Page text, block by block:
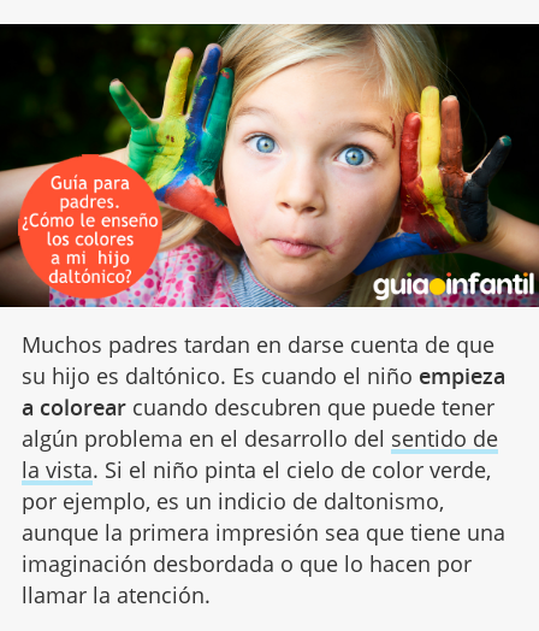
Muchos padres tardan en darse cuenta de que
su hijo es daltónico. Es cuando el niño empieza
a colorearcuando descubren que puede tener
algún problema en el desarrollo del sentido de
la vista. Si el niño pinta el cielo de color verde,
por ejemplo, es un indicio de daltonismo,
aunque la primera impresión sea que tiene una
imaginación desbordada o que lo hacen por
llamar la atención.